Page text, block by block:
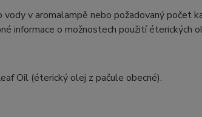
v aromalampě nebo požadovaný počet
informace o možnostech použití éterických
Oil (éterický olej z pačule obecné).